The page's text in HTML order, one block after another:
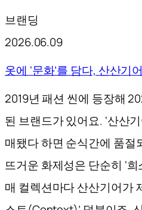
브랜딩
2026.06.09
옷에 ‘문화’를 담다, 산산기
2019년 패션 씬에 등장해
된 브랜드가 있어요. ‘산산
매됐다 하면 순식간에 품절
뜨거운 화제성은 단순히 ‘
매 컬렉션마다 산산기어가